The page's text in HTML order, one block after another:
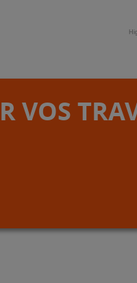
VOS